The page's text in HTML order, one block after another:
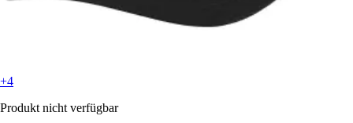
+4
Produkt nicht verfügbar